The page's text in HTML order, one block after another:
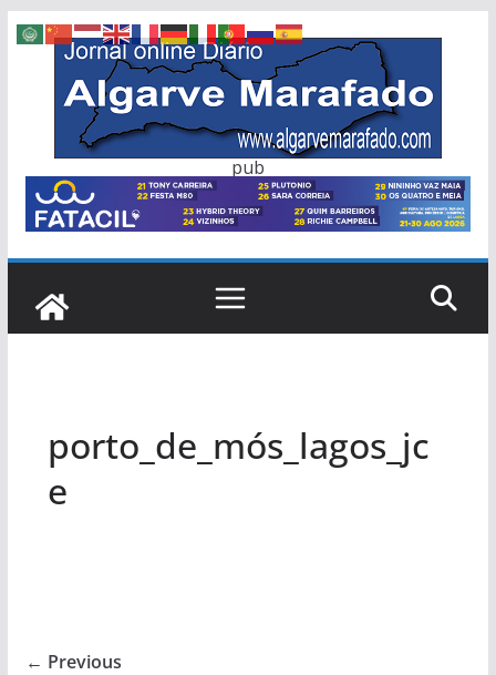
Skip
content
pub
porto_de_mós_lagos_jc
e
← Previous